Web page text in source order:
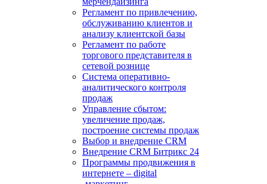
Регламент по привлечению,
обслуживанию клиентов и
анализу клиентской базы
Регламент по работе
торгового представителя в
сетевой рознице
Система оперативно-
аналитического контроля
продаж
Управление сбытом:
увеличение продаж,
построение системы продаж
Выбор и внедрение CRM
Внедрение CRM Битрикс 24
Программы продвижения в
интернете – digital